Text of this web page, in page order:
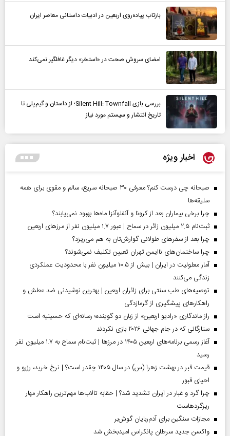
بازتاب پیاده‌روی اربعین در ادبیات داستانی معاصر ایران
امضای سروش صحت در «استخر» دیگر غافلگیر نمی‌کند
بررسی بازی Silent Hill: Townfall؛ از داستان و گیم‌پلی تا
تاریخ انتشار و سیستم مورد نیاز
اخبار ویژه
صبحانه چی درست کنم؟ معرفی ۳۰ صبحانه سریع، سالم و مقوی برای همه
سلیقه‌ها
چرا برخی بیماران بعد از کرونا و آنفلوآنزا ماه‌ها بهبود نمی‌یابند؟
ثبت‌نام ۲.۵ میلیون زائر در سماح | عبور ۱.۷ میلیون نفر از مرز‌های اربعین
چرا بعد از سفرهای طولانی گوارش‌تان به هم می‌ریزد؟
چرا ساختمان‌های ناایمن تهران تعیین تکلیف نمی‌شوند؟
آمار معلولیت در ایران | بیش از ۱۰.۵ میلیون نفر با محدودیت عملکردی
زندگی می‌کنند
توصیه‌های طب سنتی برای زائران اربعین | بهترین نوشیدنی ضد عطش و
راهکارهای پیشگیری از گرمازدگی
راز ماندگاری «رادیو اربعین» از زبان دو گوینده؛ رسانه‌ای که حسینیه است
ستارگانی که در جام جهانی ۲۰۲۶ بازی نکردند
آغاز رسمی برنامه‌های اربعین ۱۴۰۵ در مرز‌ها | ثبت‌نام سماح به ۱.۷ میلیون نفر
رسید
قیمت قبر در بهشت زهرا (س) در سال ۱۴۰۵ چقدر است؟ | نرخ خرید، رزرو و
احیای قبور
چرا گرد و غبار در ایران تشدید شد؟ | حقابه تالاب‌ها مهم‌ترین راهکار مهار
ریزگردهاست
مجازات سنگین برای آدم‌ربایان گوش‌بر
واکسن جدید سرطان پانکراس امیدبخش شد